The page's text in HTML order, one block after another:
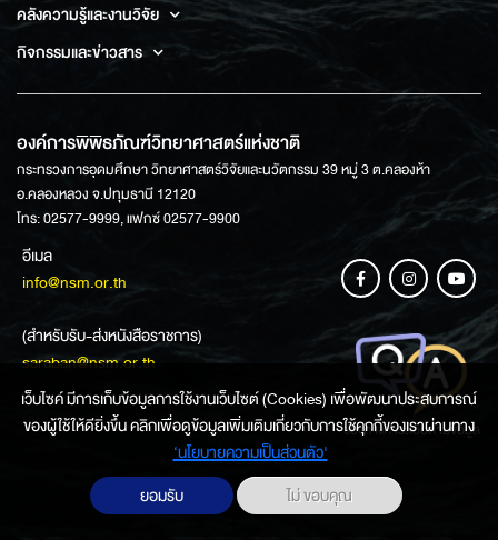
คลังความรู้และงานวิจัย
กิจกรรมและข่าวสาร
องค์การพิพิธภัณฑ์วิทยาศาสตร์แห่งชาติ
กระทรวงการอุดมศึกษา วิทยาศาสตร์วิจัยและนวัตกรรม 39 หมู่ 3 ต.คลองห้า
อ.คลองหลวง จ.ปทุมธานี 12120
โทร: 02577-9999, แฟกซ์ 02577-9900
อีเมล
info@nsm.or.th
(สำหรับรับ-ส่งหนังสือราชการ)
saraban@nsm.or.th
ช่องทางการสอบถามข้อมูล
เว็บไซค์ มีการเก็บข้อมูลการใช้งานเว็บไซต์ (Cookies) เพื่อพัฒนาประสบการณ์
ของผู้ใช้ให้ดียิ่งขึ้น คลิกเพื่อดูข้อมูลเพิ่มเติมเกี่ยวกับการใช้คุกกี้ของเราผ่านทาง
‘นโยบายความเป็นส่วนตัว'
ยอมรับ
ไม่ ขอบคุณ